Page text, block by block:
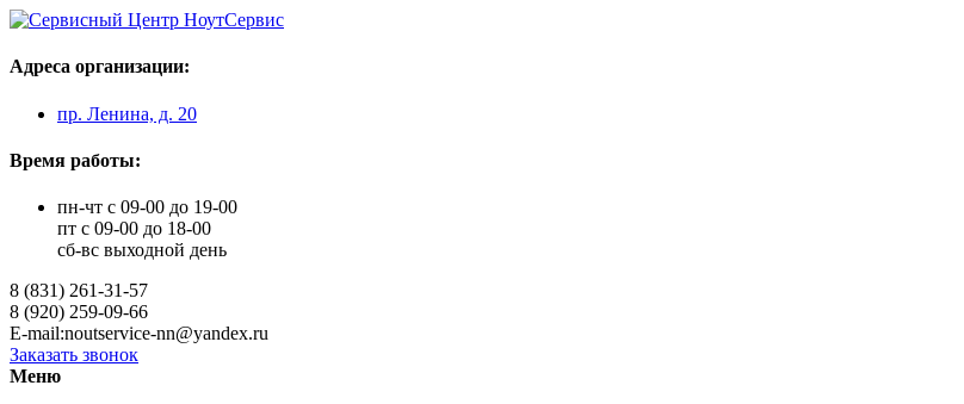
Адреса организации:
пр. Ленина, д. 20
Время работы:
пн-чт с 09-00 до 19-00
пт с 09-00 до 18-00
сб-вс выходной день
8 (831) 261-31-57
8 (920) 259-09-66
E-mail:noutservice-nn@yandex.ru
Заказать звонок
Меню